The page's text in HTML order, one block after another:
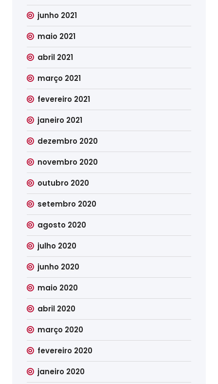
junho 2021
maio 2021
abril 2021
março 2021
fevereiro 2021
janeiro 2021
dezembro 2020
novembro 2020
outubro 2020
setembro 2020
agosto 2020
julho 2020
junho 2020
maio 2020
abril 2020
março 2020
fevereiro 2020
janeiro 2020